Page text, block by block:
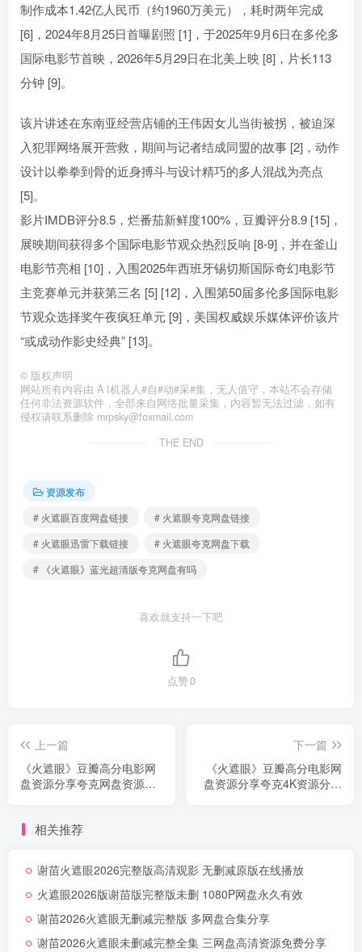
制作成本1.42亿人民币（约1960万美元），耗时两年完成
[6]，2024年8月25日首曝剧照 [1]，于2025年9月6日在多伦多
国际电影节首映，2026年5月29日在北美上映 [8]，片长113
分钟 [9]。
该片讲述在东南亚经营店铺的王伟因女儿当街被拐，被迫深
入犯罪网络展开营救，期间与记者结成同盟的故事 [2]，动作
设计以拳拳到骨的近身搏斗与设计精巧的多人混战为亮点
[5]。
影片IMDB评分8.5，烂番茄新鲜度100%，豆瓣评分8.9 [15]，
展映期间获得多个国际电影节观众热烈反响 [8-9]，并在釜山
电影节亮相 [10]，入围2025年西班牙锡切斯国际奇幻电影节
主竞赛单元并获第三名 [5] [12]，入围第50届多伦多国际电影
节观众选择奖午夜疯狂单元 [9]，美国权威娱乐媒体评价该片
“或成动作影史经典” [13]。
© 版权声明
网站所有内容由 A I机器人#自#动#采#集，无人值守，本站不会存储
任何非法资源软件，全部来自网络批量采集，内容暂无法过滤，如有
侵权请联系删除 mrpsky@foxmail.com
THE END
资源发布
# 火遮眼百度网盘链接
# 火遮眼夸克网盘链接
# 火遮眼迅雷下载链接
# 火遮眼夸克网盘下载
# 《火遮眼》蓝光超清版夸克网盘有吗
喜欢就支持一下吧
点赞0
上一篇
《火遮眼》豆瓣高分电影网
盘资源分享夸克网盘资源下
下一篇
《火遮眼》豆瓣高分电影网
盘资源分享夸克4K资源分享
相关推荐
谢苗火遮眼2026完整版高清观影 无删减原版在线播放
火遮眼2026版谢苗版完整版未删 1080P网盘永久有效
谢苗2026火遮眼无删减完整版 多网盘合集分享
谢苗2026火遮眼未删减完整全集 三网盘高清资源免费分享